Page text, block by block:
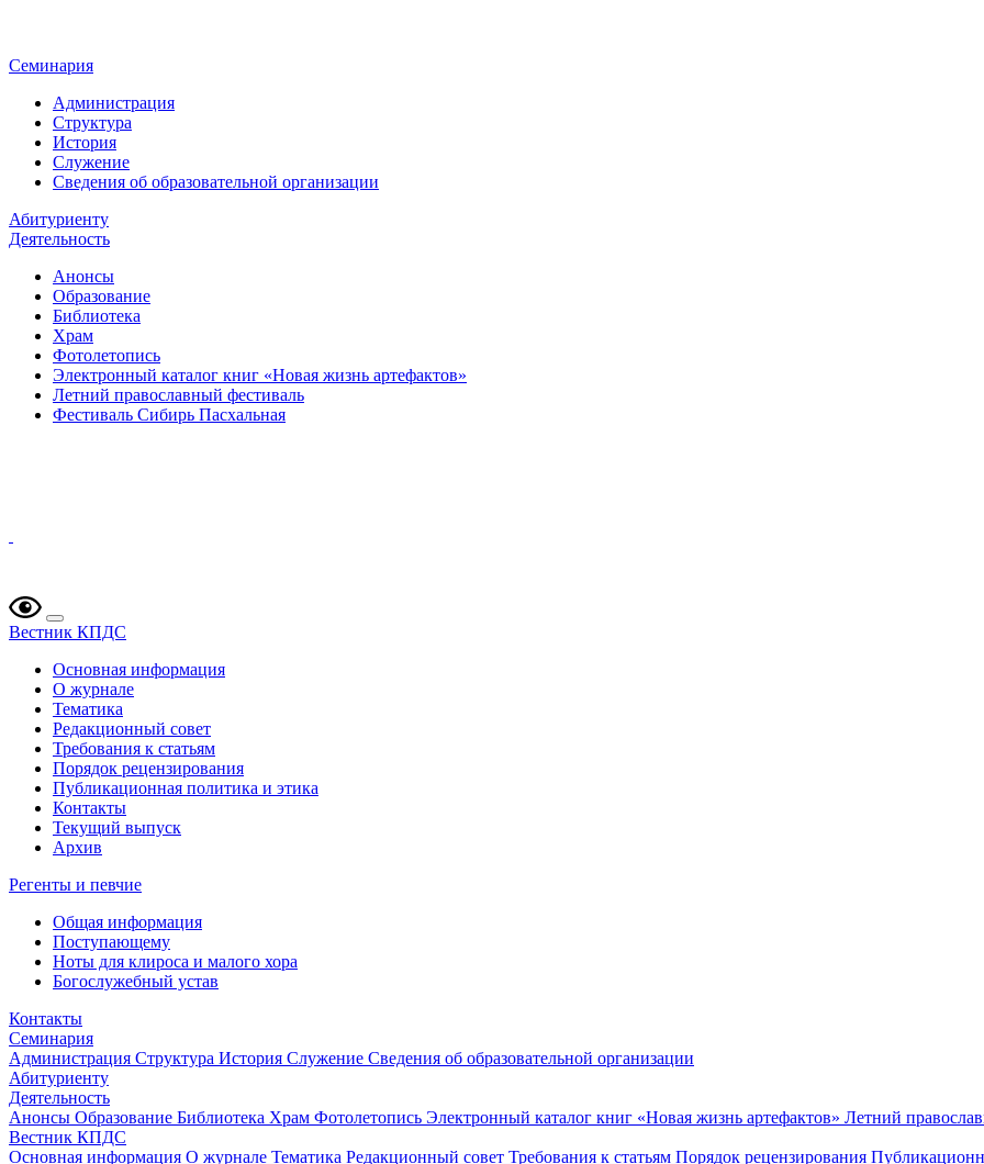
Семинария
Администрация
Структура
История
Служение
Сведения об образовательной организации
Абитуриенту
Деятельность
Анонсы
Образование
Библиотека
Храм
Фотолетопись
Электронный каталог книг «Новая жизнь артефактов»
Летний православный фестиваль
Фестиваль Сибирь Пасхальная
Вестник КПДС
Основная информация
О журнале
Тематика
Редакционный совет
Требования к статьям
Порядок рецензирования
Публикационная политика и этика
Контакты
Текущий выпуск
Архив
Регенты и певчие
Общая информация
Поступающему
Ноты для клироса и малого хора
Богослужебный устав
Контакты
Семинария
Администрация Структура История Служение Сведения об образовательной организации
Абитуриенту
Деятельность
Анонсы Образование Библиотека Храм Фотолетопись Электронный каталог книг «Новая жизнь артефактов» Летний
Вестник КПДС
Основная информация О журнале Тематика Редакционный совет Требования к статьям Порядок рецензирования